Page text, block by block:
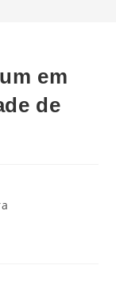
em
de